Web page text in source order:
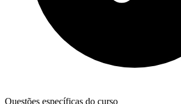
Questões específicas do curso